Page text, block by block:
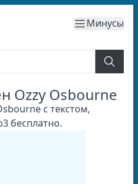
Минусы
Ozzy Osbourne
с текстом,
бесплатно.